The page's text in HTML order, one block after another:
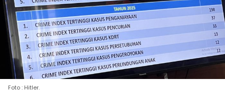
Foto : Hitler.